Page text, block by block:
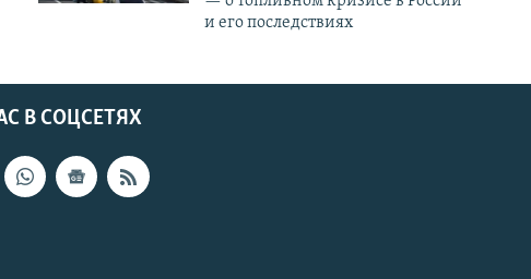
и его последствиях
В СОЦСЕТЯХ